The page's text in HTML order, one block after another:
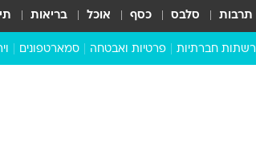
תרבות סלבס כסף אוכל בריאות
רשתות חברתיות פרטיות ואבטחה סמארטפונים